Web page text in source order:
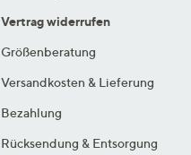
Vertrag widerrufen
Größenberatung
Versandkosten & Lieferung
Bezahlung
Rücksendung & Entsorgung